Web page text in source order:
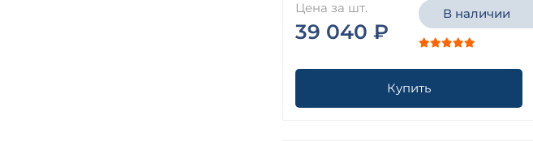
Цена за шт.
39 040 ₽
В наличии
Купить